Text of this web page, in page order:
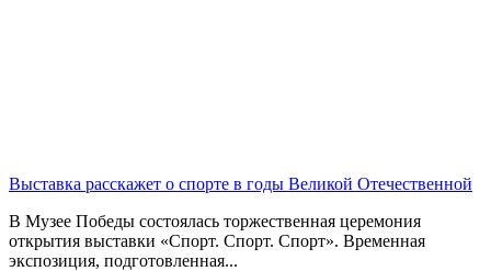
Выставка расскажет о спорте в годы Великой Отечественной
В Музее Победы состоялась торжественная церемония
открытия выставки «Спорт. Спорт. Спорт». Временная
экспозиция, подготовленная...